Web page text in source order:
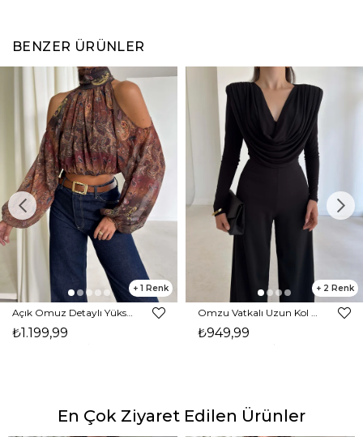
BENZER ÜRÜNLER
1
₺1.199,99
2
₺949,99
En Çok Ziyaret Edilen Ürünler